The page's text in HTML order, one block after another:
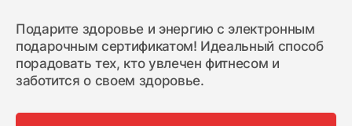
Подарите здоровье и энергию с электронным
подарочным сертификатом! Идеальный способ
порадовать тех, кто увлечен фитнесом и
заботится о своем здоровье.